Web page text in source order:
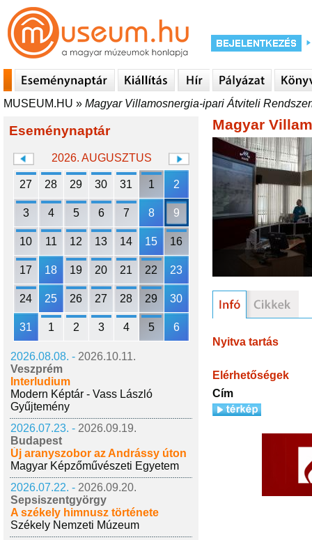
MUSEUM.HU » Magyar Villamosnergia-ipari Átviteli
Eseménynaptár
2026. AUGUSZTUS
27 28 29 30 31 1 2
3 4 5 6 7 8 9
10 11 12 13 14 15 16
17 18 19 20 21 22 23
24 25 26 27 28 29 30
31 1 2 3 4 5 6
2026.08.08. - 2026.10.11.
Veszprém
Interludium
Modern Képtár - Vass László
Gyűjtemény
2026.07.23. - 2026.09.19.
Budapest
Új aranyszobor az Andrássy úton
Magyar Képzőművészeti Egyetem
2026.07.22. - 2026.09.20.
Sepsiszentgyörgy
A székely himnusz története
Székely Nemzeti Múzeum
Magyar
Nyitva tartás
Elérhetőségek
Cím